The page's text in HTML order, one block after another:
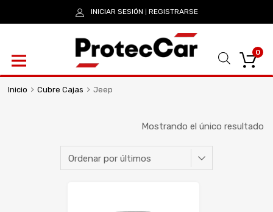
INICIAR SESIÓN REGISTRARSE
0
Inicio Cubre Cajas Jeep
Mostrando el único resultado